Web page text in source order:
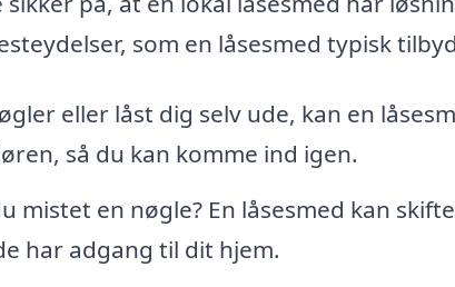
som en låsesmed typisk
eller låst dig selv ude, kan en
så du kan komme ind igen.
mistet en nøgle? En låsesmed kan skifte
har adgang til dit hjem.